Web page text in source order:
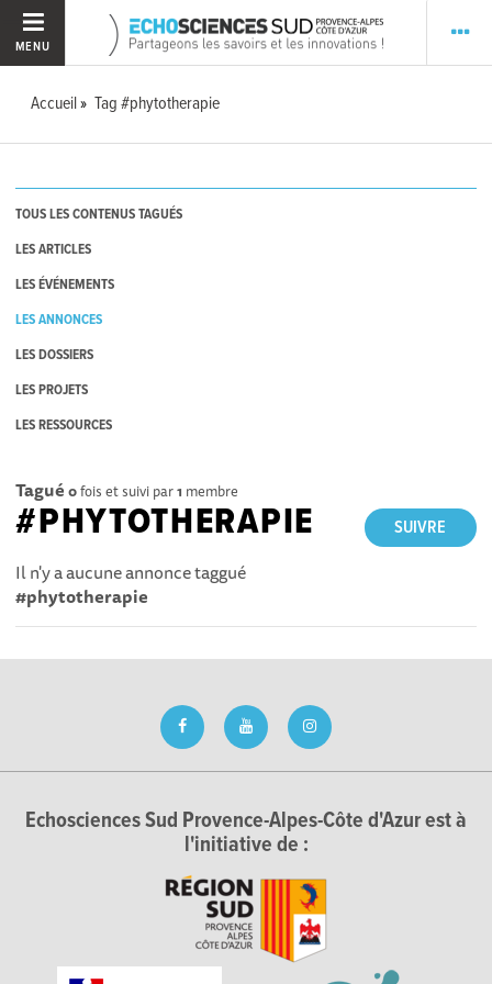
MENU
Accueil Tag #phytotherapie
TOUS LES CONTENUS TAGUÉS
LES ARTICLES
LES ÉVÉNEMENTS
LES ANNONCES
LES DOSSIERS
LES PROJETS
LES RESSOURCES
Tagué 0fois et suivi par1 membre
SUIVRE
#PHYTOTHERAPIE
Il n'y a aucune annonce taggué
#phytotherapie
Echosciences Sud Provence-Alpes-Côte d'Azur est à
l'initiative de :